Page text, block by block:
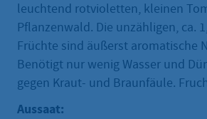
leuchtend rotvioletten, kleinen
Pflanzenwald. Die unzähligen, ca.
Früchte sind äußerst aromatische
Benötigt nur wenig Wasser und
gegen Kraut- und Braunfäule.
Aussaat: